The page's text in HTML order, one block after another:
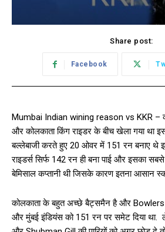
Share post:
Facebook
Mumbai Indian wining reason vs KKR –
और कोलकाता किंग राइडर के बीच खेला गया था
बल्लेबाजी करते हुए 20 ओवर में 151 रन बनाए थे
राइडर्स सिर्फ 142 रन ही बना पाई और इसका सबसे
बेमिसाल कप्तानी थी जिसके कारण इतना आसान
कोलकाता के बहुत अच्छे बैट्समैन है और Bowlers
और मुंबई इंडियंस को 151 रन पर समेट दिया था.